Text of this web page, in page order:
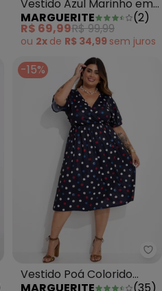
Vestido Azul Marinho em
Malha
MARGUERITE (2)
R$ 69,99R$ 99,99
ou 2x de R$ 34,99 sem juros
- Vestido Midi Floral
-15%
Vestido Poá Colorido